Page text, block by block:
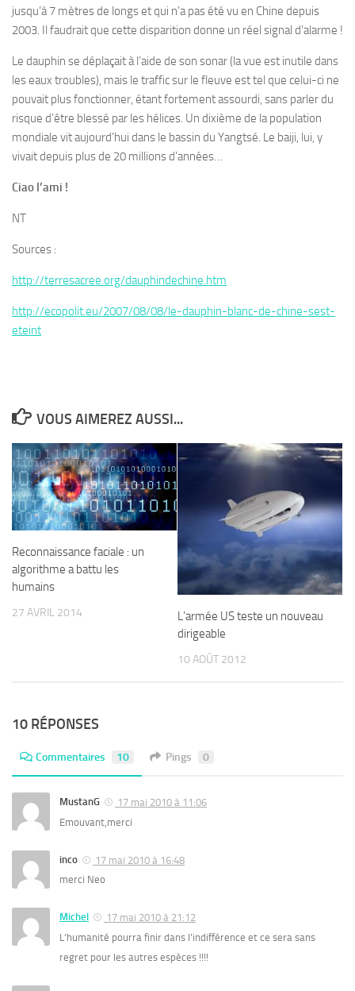
jusqu’à 7 mètres de longs et qui n’a pas été vu en Chine depuis
2003. Il faudrait que cette disparition donne un réel signal d’alarme !
Le dauphin se déplaçait à l’aide de son sonar (la vue est inutile dans
les eaux troubles), mais le traffic sur le fleuve est tel que celui-ci ne
pouvait plus fonctionner, étant fortement assourdi, sans parler du
risque d’être blessé par les hélices. Un dixième de la population
mondiale vit aujourd’hui dans le bassin du Yangtsé. Le baiji, lui, y
vivait depuis plus de 20 millions d’années…
Ciao l’ami !
NT
Sources :
http://terresacree.org/dauphindechine.htm
http://ecopolit.eu/2007/08/08/le-dauphin-blanc-de-chine-sest-
eteint
VOUS AIMEREZ AUSSI...
Reconnaissance faciale : un
algorithme a battu les
humains
27 AVRIL 2014
L’armée US teste un nouveau
dirigeable
10 AOÛT 2012
10 RÉPONSES
Commentaires 10 Pings 0
MustanG
17 mai 2010 à 11:06
Emouvant,merci
inco
17 mai 2010 à 16:48
merci Neo
Michel
17 mai 2010 à 21:12
L’humanité pourra finir dans l’indifférence et ce sera sans
regret pour les autres espèces !!!!